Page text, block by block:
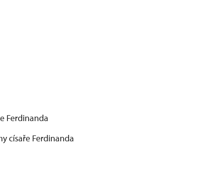
Ferdinanda
císaře Ferdinanda